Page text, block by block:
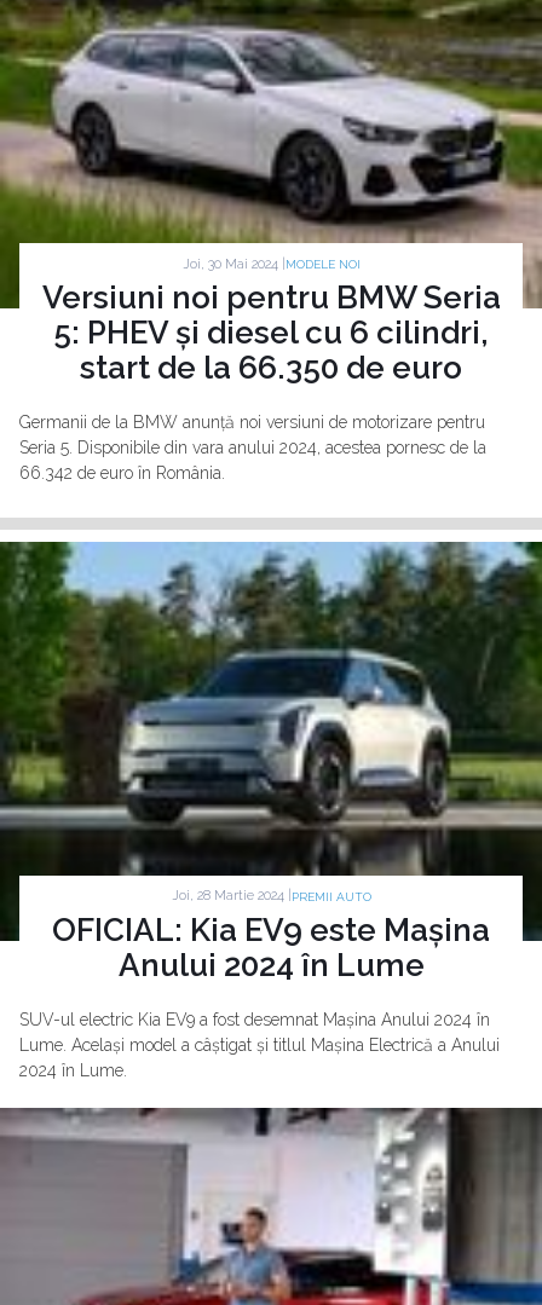
Joi, 30 Mai 2024 | MODELE NOI
Versiuni noi pentru BMW Seria
5: PHEV și diesel cu 6 cilindri,
start de la 66.350 de euro
Germanii de la BMW anunță noi versiuni de motorizare pentru
Seria 5. Disponibile din vara anului 2024, acestea pornesc de la
66.342 de euro în România.
Joi, 28 Martie 2024 | PREMII AUTO
OFICIAL: Kia EV9 este Mașina
Anului 2024 în Lume
SUV-ul electric Kia EV9 a fost desemnat Mașina Anului 2024 în
Lume. Același model a câștigat și titlul Mașina Electrică a Anului
2024 în Lume.